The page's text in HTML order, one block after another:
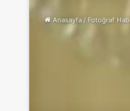
Anasayfa / Fotoğraf